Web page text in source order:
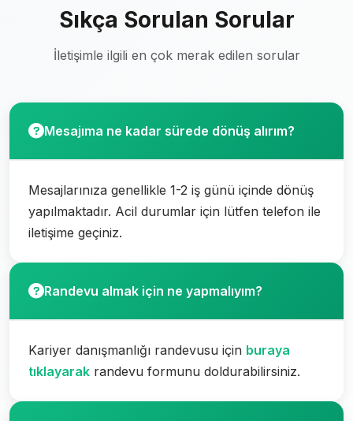
Sıkça Sorulan Sorular
İletişimle ilgili en çok merak edilen sorular
Mesajıma ne kadar sürede dönüş alırım?
Mesajlarınıza genellikle 1-2 iş günü içinde dönüş
yapılmaktadır. Acil durumlar için lütfen telefon ile
iletişime geçiniz.
Randevu almak için ne yapmalıyım?
Kariyer danışmanlığı randevusu için buraya
tıklayarak randevu formunu doldurabilirsiniz.